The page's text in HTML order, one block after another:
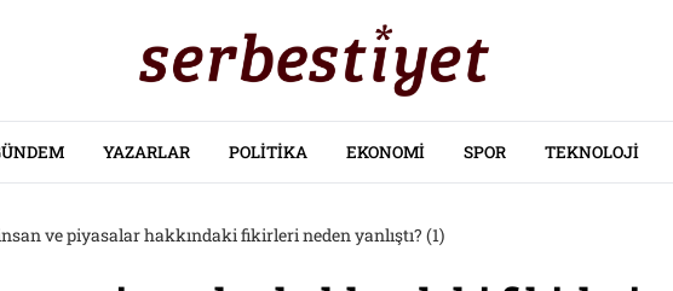
YAZARLAR POLITIKA EKONOMI SPOR TEKNOLOJI
ve piyasalar hakkındaki fikirleri neden yanlıştı? (1)